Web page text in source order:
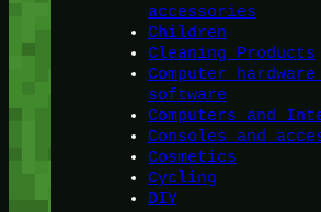
accessories
Children
Cleaning Products
Computer hardware
software
Computers and
Consoles and
Cosmetics
Cycling
DIY